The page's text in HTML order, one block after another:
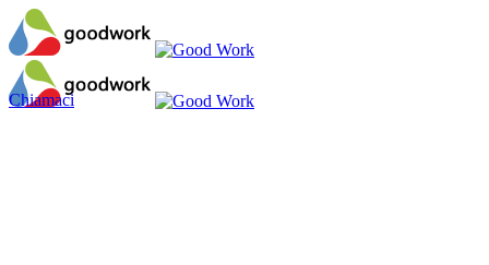
Chiamaci